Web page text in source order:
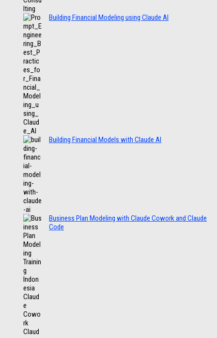
Building Financial Modeling using Claude AI
Building Financial Models with Claude AI
Business Plan Modeling with Claude Cowork and Claude
Code